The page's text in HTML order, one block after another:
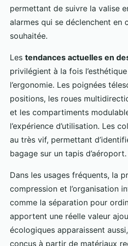
permettant de suivre la valise
alarmes qui se déclenchent en
souhaitée.
Les tendances actuelles en
privilégient à la fois
l’ergonomie. Les poignées
positions, les roues
et les compartiments
l’expérience d’utilisation. Les
au très vif, permettant
bagage sur un tapis d’aéroport.
Dans les usages fréquents, la
compression et l’organisation
comme la séparation pour
apportent une réelle valeur
écologiques apparaissent
conçus à partir de matériaux